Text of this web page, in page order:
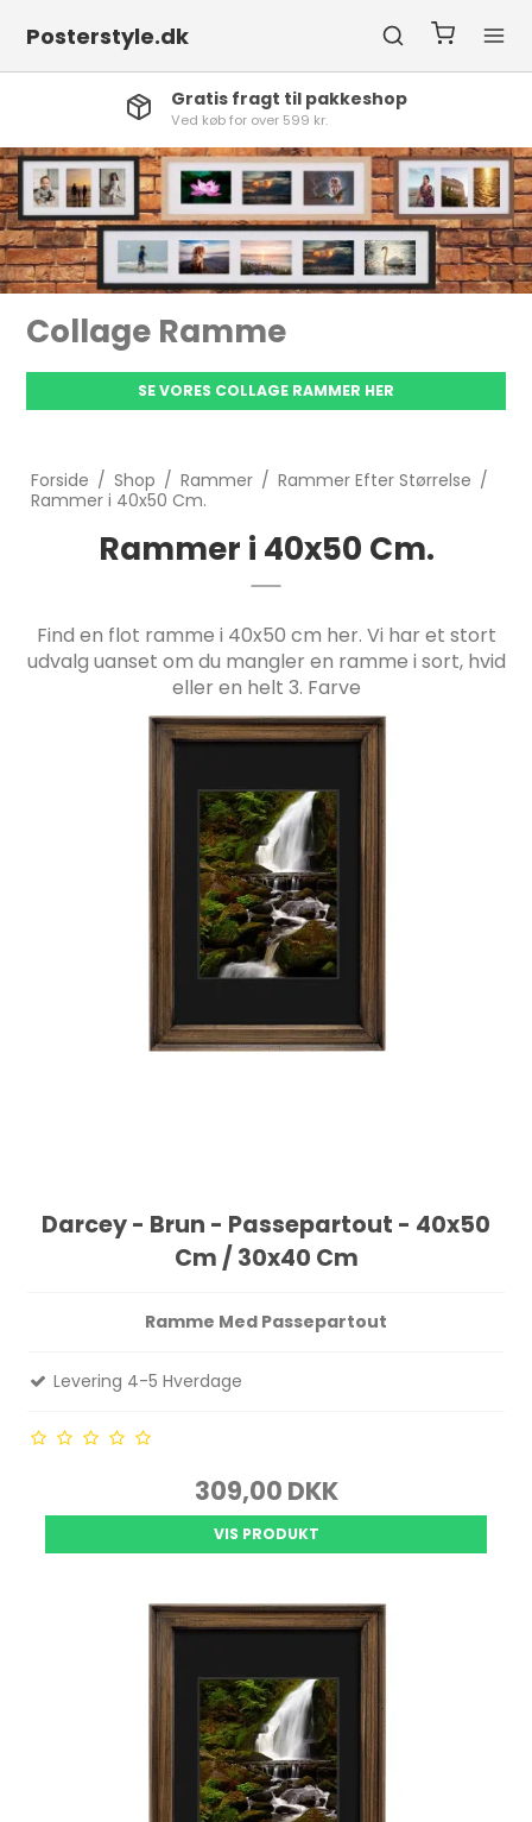
Posterstyle.dk
Høj services
Vi stå altid klar til at hjælpe
Collage Ramme
SE VORES COLLAGE RAMMER HER
Forside / Shop / Rammer / Rammer Efter Størrelse /
Rammer i 40x50 Cm.
Rammer i 40x50 Cm.
Find en flot ramme i 40x50 cm her. Vi har et stort
udvalg uanset om du mangler en ramme i sort, hvid
eller en helt 3. Farve
Darcey - Brun - Passepartout - 40x50
Cm / 30x40 Cm
Ramme Med Passepartout
Levering 4-5 Hverdage
309,00 DKK
VIS PRODUKT